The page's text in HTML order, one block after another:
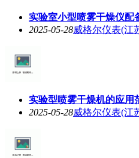
实验室小型喷雾干燥仪配
2025-05-28威格尔仪表(江
实验型喷雾干燥机的应用
2025-05-28威格尔仪表(江